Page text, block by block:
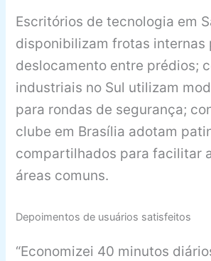
Escritórios de tecnologia em
disponibilizam frotas internas
deslocamento entre prédios;
industriais no Sul utilizam
para rondas de segurança;
clube em Brasília adotam
compartilhados para facilitar
áreas comuns.
Depoimentos de usuários satisfeitos
“Economizei 40 minutos